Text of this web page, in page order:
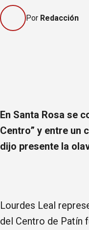
Por Redacción
En Santa Rosa se
Centro” y entre un
dijo presente la
Lourdes Leal
del Centro de Patín